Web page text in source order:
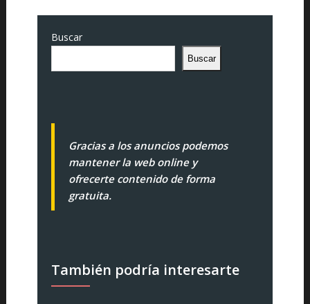
Buscar
Buscar
Gracias a los anuncios podemos
mantener la web online y
ofrecerte contenido de forma
gratuita.
También podría interesarte